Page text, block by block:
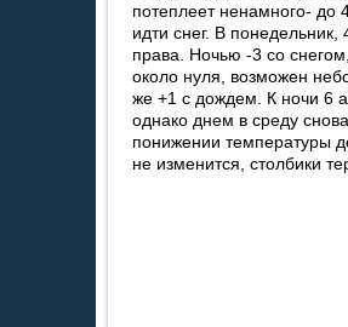
потеплеет ненамного- до
идти снег. В
права. Ночью -3 со
около нуля, возможен
же +1 с дождем. К ночи 6
однако днем в среду
понижении температуры
не изменится, столбики